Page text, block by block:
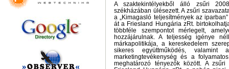
A szaktekintélyekből álló zsűri
székházában ülésezett. A zsűri
a „Kimagasló teljesítmények az
át a Friesland Hungária zRt.
többféle szempontot mérlegelt,
hozzájárulnak. A teljesség igénye
márkapolitikája, a kereskedelem
sikeres együttműködés,
marketingtevékenység és a
meghatározó tényezők között. A